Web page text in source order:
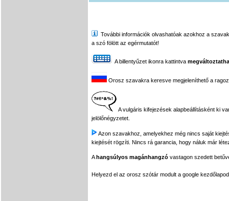
További információk olvashatóak azokhoz a
a szó fölött az egérmutatót!
A billentyűzet ikonra kattintva
Orosz szavakra keresve megjeleníthető a
A vulgáris kifejezések alapbeállításként ki
jelölőnégyzetet.
Azon szavakhoz, amelyekhez még nincs saját
kiejtését rögzíti. Nincs rá garancia, hogy náluk már
Ahangsúlyos magánhangzó vastagon szedett
Helyezd el az orosz szótár modult a google